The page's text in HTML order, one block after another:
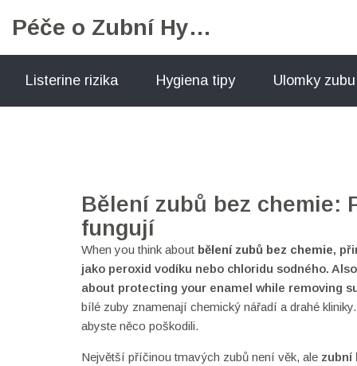
Péče o Zubní Hygienu
Listerine rizika Hygiena tipy Ulomky zubu
Bělení zubů bez chemie:
fungují
When you think about bělení zubů bez chemie,
jako peroxid vodíku nebo chloridu sodného.
about protecting your enamel while removing
bílé zuby znamenají chemický nářadí a drahé
abyste něco poškodili.
Největší příčinou tmavých zubů není věk, ale zubní